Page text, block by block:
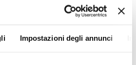
Impostazioni degli annunci